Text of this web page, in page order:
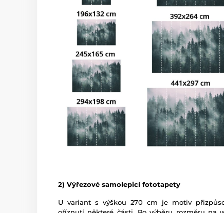
2) Výřezové samolepicí fototapety
U variant s výškou 270 cm je motiv